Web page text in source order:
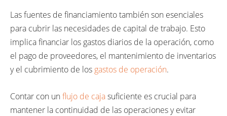
Las fuentes de financiamiento también son esenciales
para cubrir las necesidades de capital de trabajo. Esto
implica financiar los gastos diarios de la operación, como
el pago de proveedores, el mantenimiento de inventarios
y el cubrimiento de los gastos de operación.
Contar con unflujo de cajasuficiente es crucial para
mantener la continuidad de las operaciones y evitar